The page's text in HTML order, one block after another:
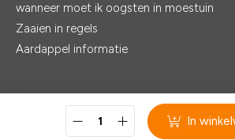
In
wanneer moet ik oogsten in moestuin
Zaaien in regels
Aardappel informatie
© 2026 - De Zaden | Realisatie: